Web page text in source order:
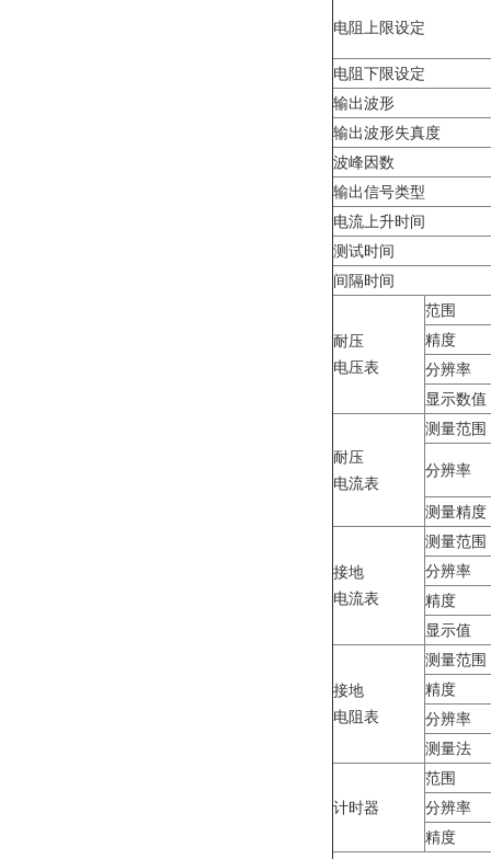
电阻上限设定
电阻下限设定
输出波形
输出波形失真度
波峰因数
输出信号类型
电流上升时间
测试时间
间隔时间
耐压
电压表
范围
精度
分辨率
显示数值
耐压
电流表
测量范围
分辨率
测量精度
接地
电流表
测量范围
分辨率
精度
显示值
接地
电阻表
测量范围
精度
分辨率
测量法
计时器
范围
分辨率
精度